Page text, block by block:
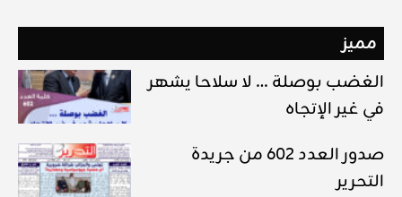
مميز
الغضب بوصلة … لا سلاحا يشهر
في غير الإتجاه
صدور العدد 602 من جريدة
التحرير